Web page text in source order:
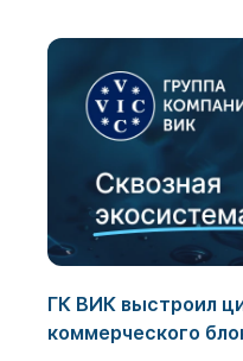
ГК ВИК выстроил
коммерческого